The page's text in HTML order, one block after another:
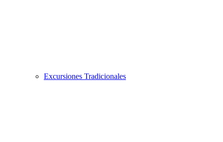
Excursiones Tradicionales